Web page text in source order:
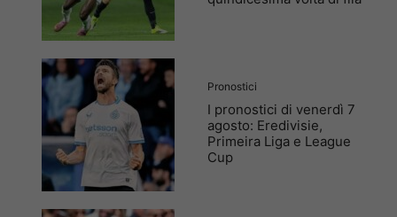
Pronostici
I pronostici di venerdì 7
agosto: Eredivisie,
Primeira Liga e League
Cup